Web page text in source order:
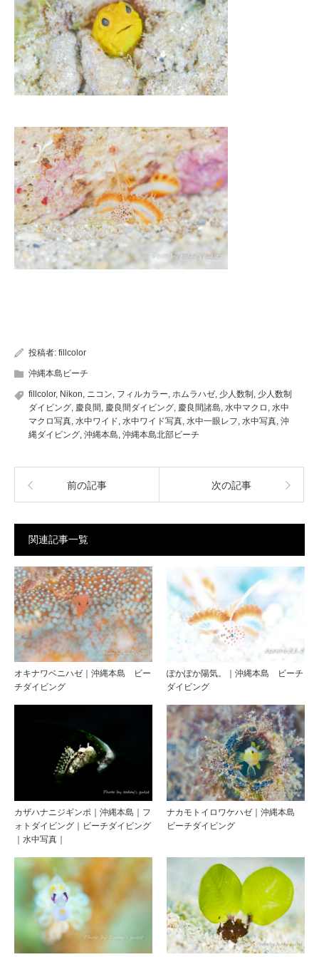
投稿者: fillcolor
沖縄本島ビーチ
fillcolor, Nikon ニコン フィルカラー ホムラハゼ 少人数制 少人数制
ダイビング 慶良間 慶良間ダイビング 慶良間諸島 水中マクロ 水中
マクロ写真 水中ワイド 水中ワイド写真 水中一眼レフ 水中写真 沖
縄ダイビング 沖縄本島 沖縄本島北部ビーチ
前の記事 次の記事
関連記事一覧
オキナワベニハゼ｜沖縄本島 ビー
チダイビング
ぽかぽか陽気。｜沖縄本島 ビーチ
ダイビング
カザハナニジギンポ｜沖縄本島｜フ
ォトダイビング｜ビーチダイビング
｜水中写真｜
ナカモトイロワケハゼ｜沖縄本島
ビーチダイビング